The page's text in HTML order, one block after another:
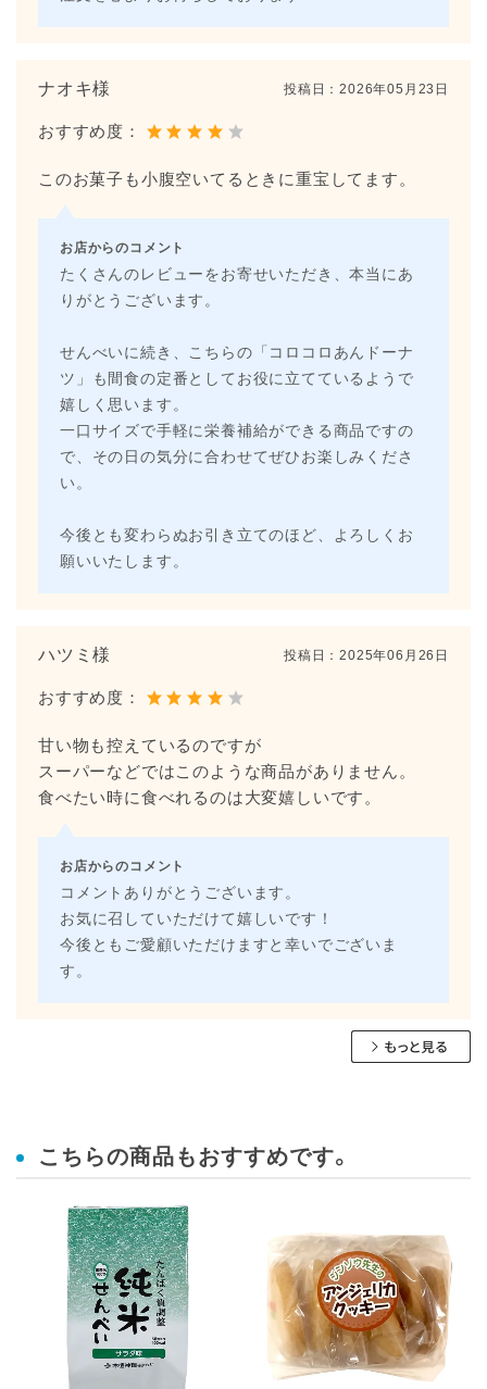
ナオキ様 投稿日：2026年05月23日
おすすめ度：
このお菓子も小腹空いてるときに重宝してます。
お店からのコメント
たくさんのレビューをお寄せいただき、本当にあ
りがとうございます。
せんべいに続き、こちらの「コロコロあんドーナ
ツ」も間食の定番としてお役に立てているようで
嬉しく思います。
一口サイズで手軽に栄養補給ができる商品ですの
で、その日の気分に合わせてぜひお楽しみくださ
い。
今後とも変わらぬお引き立てのほど、よろしくお
願いいたします。
ハツミ様 投稿日：2025年06月26日
おすすめ度：
甘い物も控えているのですが
スーパーなどではこのような商品がありません。
食べたい時に食べれるのは大変嬉しいです。
お店からのコメント
コメントありがとうございます。
お気に召していただけて嬉しいです！
今後ともご愛顧いただけますと幸いでございま
す。
こちらの商品もおすすめです。